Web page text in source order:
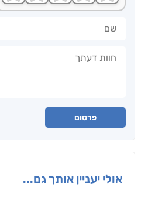
פרסום
אולי יעניין אותך גם...